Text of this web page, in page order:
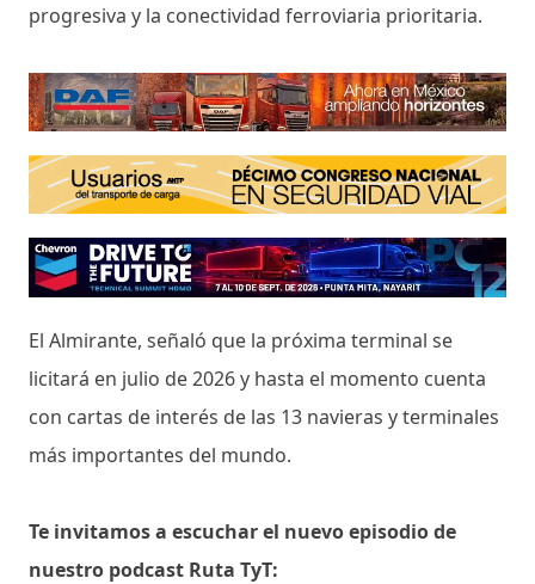
progresiva y la conectividad ferroviaria prioritaria.
El Almirante, señaló que la próxima terminal se
licitará en julio de 2026 y hasta el momento cuenta
con cartas de interés de las 13 navieras y terminales
más importantes del mundo.
Te invitamos a escuchar el nuevo episodio de
nuestro podcast Ruta TyT: